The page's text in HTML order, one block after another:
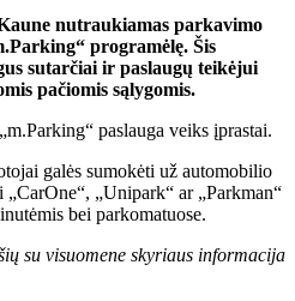
nutraukiamas parkavimo
programėlę. Šis
sutarčiai ir paslaugų teikėjui
pačiomis sąlygomis.
paslauga veiks įprastai.
galės sumokėti už automobilio
„Unipark“ ar „Parkman“
bei parkomatuose.
su visuomene skyriaus informacija